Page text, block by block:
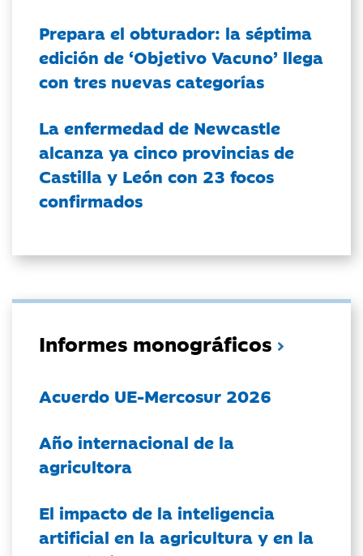
Prepara el obturador: la séptima
edición de ‘Objetivo Vacuno’ llega
con tres nuevas categorías
La enfermedad de Newcastle
alcanza ya cinco provincias de
Castilla y León con 23 focos
confirmados
Informes monográficos
Acuerdo UE-Mercosur 2026
Año internacional de la
agricultora
El impacto de la inteligencia
artificial en la agricultura y en la